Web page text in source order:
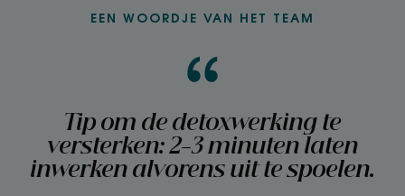
EEN WOORDJE VAN HET TEAM
Tip om de detoxwerking te
versterken: 2-3 minuten laten
inwerken alvorens uit te spoelen.